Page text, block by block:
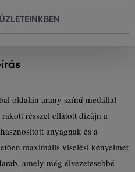
oldalán arany színű medállal
résszel ellátott dizájn a
anyagnak és a
maximális viselési kényelmet
amely még élvezetesebbé